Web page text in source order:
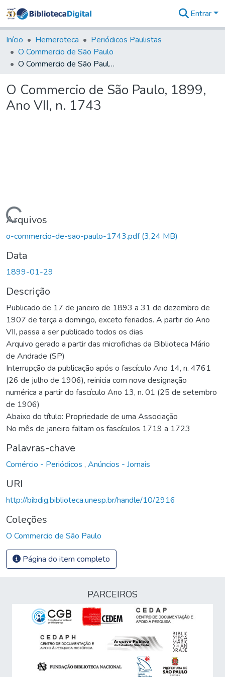
&
Coleções
Tudo na
Biblioteca
Estatísticas
Entrar
Início Hemeroteca
Periódicos Paulistas
O Commercio de São Paulo
O Commercio de São Paulo, 1899, Ano VII, n. 1743
O Commercio de São Paulo, 1899,
Ano VII, n. 1743
Carregando...
Arquivos
o-commercio-de-sao-paulo-1743.pdf(3,24 MB)
Data
1899-01-29
Descrição
Publicado de 17 de janeiro de 1893 a 31 de dezembro de
1907 de terça a domingo, exceto feriados. A partir do Ano
VII, passa a ser publicado todos os dias
Arquivo gerado a partir das microfichas da Biblioteca Mário
de Andrade (SP)
Interrupção da publicação após o fascículo Ano 14, n. 4761
(26 de julho de 1906), reinicia com nova designação
numérica a partir do fascículo Ano 13, n. 01 (25 de setembro
de 1906)
Abaixo do título: Propriedade de uma Associação
No mês de janeiro faltam os fascículos 1719 a 1723
Palavras-chave
Comércio - Periódicos , Anúncios - Jornais
URI
http://bibdig.biblioteca.unesp.br/handle/10/2916
Coleções
O Commercio de São Paulo
Página do item completo
PARCEIROS